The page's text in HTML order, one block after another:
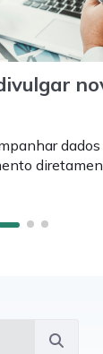
de
dados